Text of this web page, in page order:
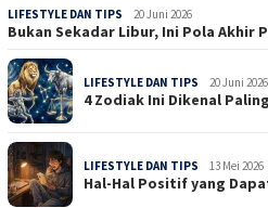
LIFESTYLE DAN TIPS 20 Juni 2026
Bukan Sekadar Libur, Ini Pola Akhir
LIFESTYLE DAN TIPS 20 Juni 2026
4 Zodiak Ini Dikenal
LIFESTYLE DAN TIPS 13 Mei 2026
Hal-Hal Positif yang